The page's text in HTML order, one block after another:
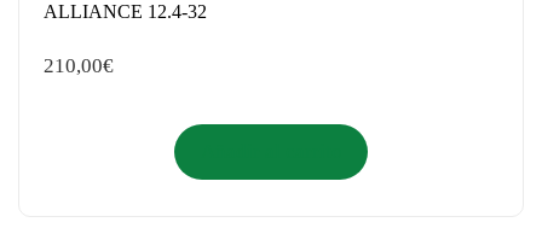
ALLIANCE 12.4-32
210,00€